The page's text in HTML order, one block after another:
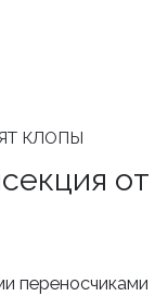
КЛОПЫ
от
переносчиками